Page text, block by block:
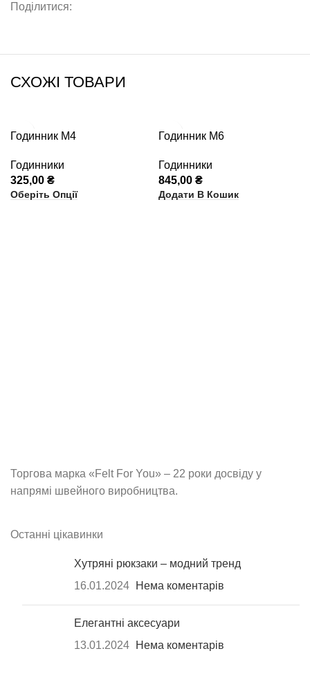
Поділитися:
СХОЖІ ТОВАРИ
Годинник М4
Годинники
325,00 ₴
Оберіть Опції
Годинник М6
Годинники
845,00 ₴
Додати В Кошик
Торгова марка «Felt For You» – 22 роки досвіду у
напрямі швейного виробництва.
Останні цікавинки
Хутряні рюкзаки – модний тренд
16.01.2024
Нема коментарів
Елегантні аксесуари
13.01.2024
Нема коментарів